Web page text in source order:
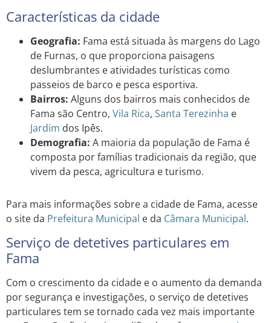
Características da cidade
Geografia: Fama está situada às margens do Lago
de Furnas, o que proporciona paisagens
deslumbrantes e atividades turísticas como
passeios de barco e pesca esportiva.
Bairros: Alguns dos bairros mais conhecidos de
Fama são Centro, Vila Rica, Santa Terezinha e
Jardim dos Ipês.
Demografia: A maioria da população de Fama é
composta por famílias tradicionais da região, que
vivem da pesca, agricultura e turismo.
Para mais informações sobre a cidade de Fama, acesse
o site da Prefeitura Municipal e da Câmara Municipal.
Serviço de detetives particulares em
Fama
Com o crescimento da cidade e o aumento da demanda
por segurança e investigações, o serviço de detetives
particulares tem se tornado cada vez mais importante